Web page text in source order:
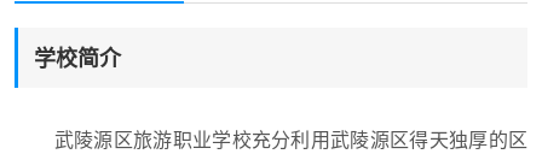
学校简介
武陵源区旅游职业学校充分利用武陵源区得天独厚的区